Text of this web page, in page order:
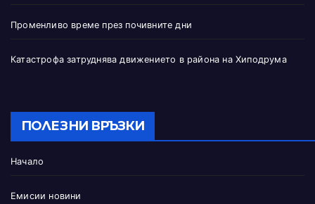
Променливо време през почивните дни
Катастрофа затруднява движението в района на Хиподрума
ПОЛЕЗНИ ВРЪЗКИ
Начало
Емисии новини